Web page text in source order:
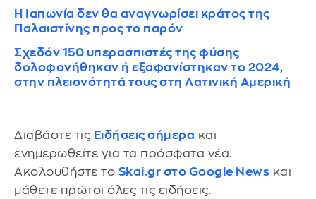
Η Ιαπωνία δεν θα αναγνωρίσει κράτος της
Παλαιστίνης προς το παρόν
Σχεδόν 150 υπερασπιστές της φύσης
δολοφονήθηκαν ή εξαφανίστηκαν το 2024,
στην πλειονότητά τους στη Λατινική Αμερική
Διαβάστε τις Ειδήσεις σήμερα και
ενημερωθείτε για τα πρόσφατα νέα.
Ακολουθήστε το Skai.gr στο Google News και
μάθετε πρώτοι όλες τις ειδήσεις.